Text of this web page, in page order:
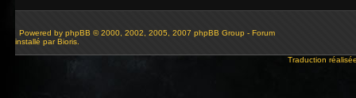
Powered by phpBB © 2000, 2002, 2005, 2007 phpBB Group - Forum
installé par Bioris.
Traduction